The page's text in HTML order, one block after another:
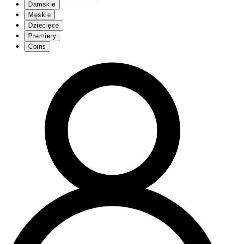
Damskie
Męskie
Dziecięce
Premiery
Coins